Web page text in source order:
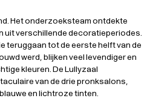
Het onderzoeksteam ontdekte
uit verschillende decoratieperiodes.
teruggaan tot de eerste helft van de
werd, blijken veel levendiger en
kleuren. De Lullyzaal
van de drie pronksalons,
en lichtroze tinten.